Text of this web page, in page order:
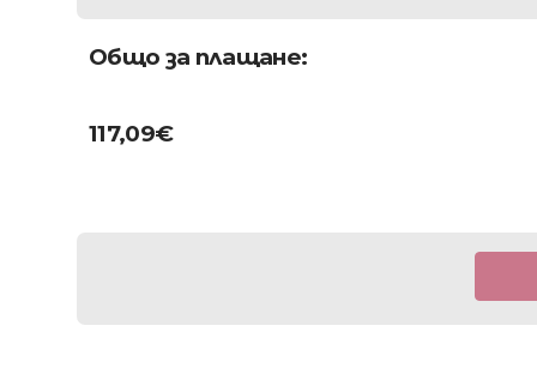
Общо за плащане:
117,09€